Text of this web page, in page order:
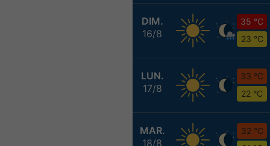
DIM.
16/8
35 °C
23 °C
LUN.
17/8
33 °C
22 °C
MAR.
18/8
32 °C